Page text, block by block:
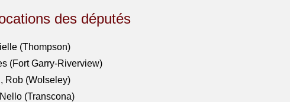
des députés
(Thompson)
(Fort Garry-Riverview)
Rob (Wolseley)
(Transcona)